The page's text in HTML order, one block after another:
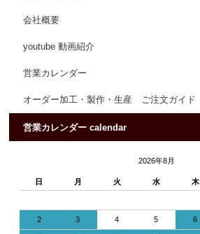
会社概要
youtube 動画紹介
営業カレンダー
オーダー加工・製作・生産 ご注文ガイド
営業カレンダー calendar
2026年8月
日 月 火 水 木
2 3 4 5 6